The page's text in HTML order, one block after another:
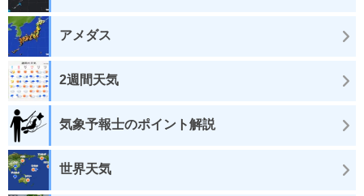
アメダス
2週間天気
気象予報士のポイント解説
世界天気